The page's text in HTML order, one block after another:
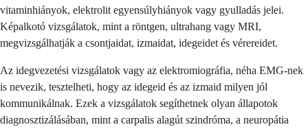
vitaminhiányok, elektrolit egyensúlyhiányok vagy gyulladás jelei.
Képalkotó vizsgálatok, mint a röntgen, ultrahang vagy MRI,
megvizsgálhatják a csontjaidat, izmaidat, idegeidet és vérereidet.
Az idegvezetési vizsgálatok vagy az elektromiográfia, néha EMG-nek
is nevezik, tesztelheti, hogy az idegeid és az izmaid milyen jól
kommunikálnak. Ezek a vizsgálatok segíthetnek olyan állapotok
diagnosztizálásában, mint a carpalis alagút szindróma, a neuropátia